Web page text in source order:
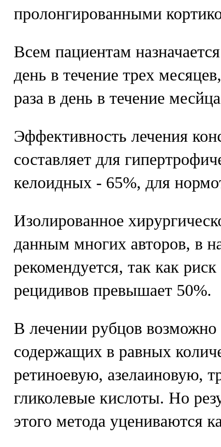
пролонгированными
Всем пациентам
день в течение трех
раза в день в течение
Эффективность лечения
составляет для
келоидных - 65%, для
Изолированное
данным многих авторов, в
рекомендуется, так как
рецидивов превышает 50%.
В лечении рубцов
содержащих в равных
ретиноевую, азелаиновую,
гликолевые кислоты. Но
этого метода уцениваются